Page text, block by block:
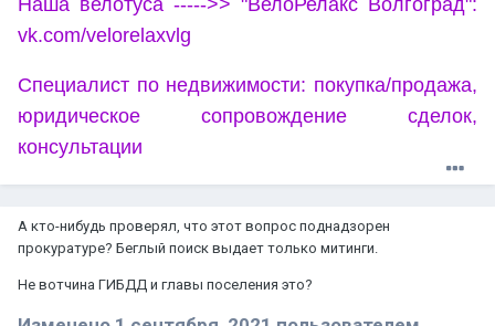
Наша велотуса ----->> "ВелоРелакс Волгоград":
vk.com/velorelaxvlg
Специалист по недвижимости: покупка/продажа,
юридическое сопровождение сделок,
консультации
А кто-нибудь проверял, что этот вопрос поднадзорен
прокуратуре? Беглый поиск выдает только митинги.
Не вотчина ГИБДД и главы поселения это?